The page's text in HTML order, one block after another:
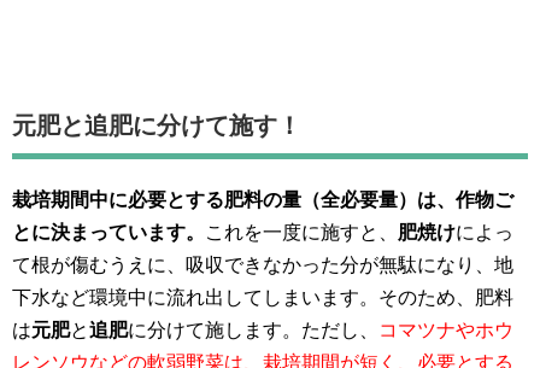
元肥と追肥に分けて施す！
栽培期間中に必要とする肥料の量（全必要量）は、作物ご
とに決まっています。
これを一度に施すと、 肥焼けによっ
て根が傷むうえに、吸収できなかった分が無駄になり、地
下水など環境中に流れ出してしまいます。そのため、肥料
は元肥と追肥に分けて施します。ただし、
コマツナやホウ
レンソウなどの軟弱野菜は、栽培期間が短く、必要とする